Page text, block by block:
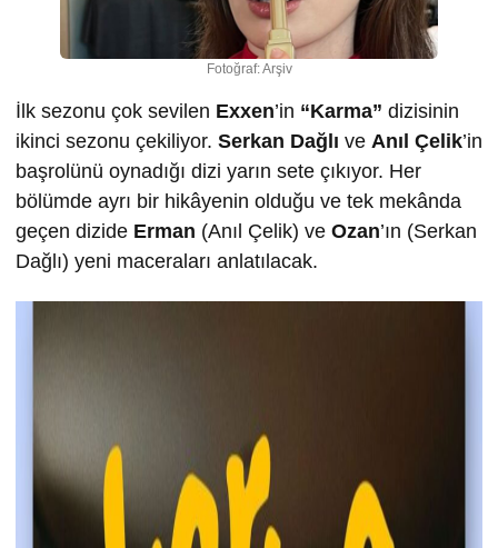
Fotoğraf: Arşiv
İlk sezonu çok sevilen Exxen’in “Karma” dizisinin
ikinci sezonu çekiliyor. Serkan Dağlı ve Anıl Çelik’in
başrolünü oynadığı dizi yarın sete çıkıyor. Her
bölümde ayrı bir hikâyenin olduğu ve tek mekânda
geçen dizide Erman (Anıl Çelik) ve Ozan’ın (Serkan
Dağlı) yeni maceraları anlatılacak.